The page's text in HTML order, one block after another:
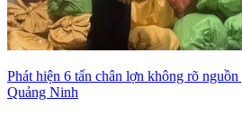
Phát hiện 6 tấn chân lợn không rõ
Quảng Ninh